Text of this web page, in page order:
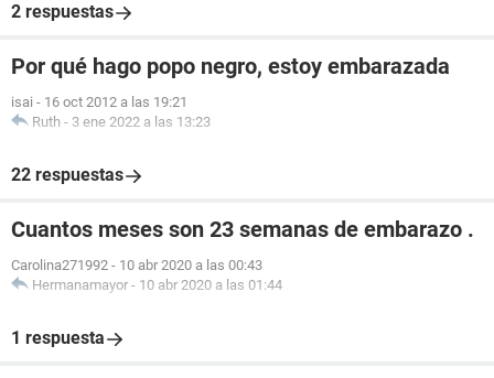
2 respuestas
Por qué hago popo negro, estoy embarazada
isai - 16 oct 2012 a las 19:21
Ruth - 3 ene 2022 a las 13:23
22 respuestas
Cuantos meses son 23 semanas de embarazo .
Carolina271992 - 10 abr 2020 a las 00:43
Hermanamayor - 10 abr 2020 a las 01:44
1 respuesta